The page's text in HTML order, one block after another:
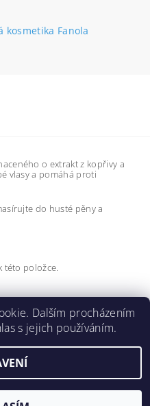
kosmetika Fanola
o extrakt z kopřivy a
vlasy a pomáhá proti
do husté pěny a
této položce.
práva vyhrazena
Dalším procházením
s jejich používáním.